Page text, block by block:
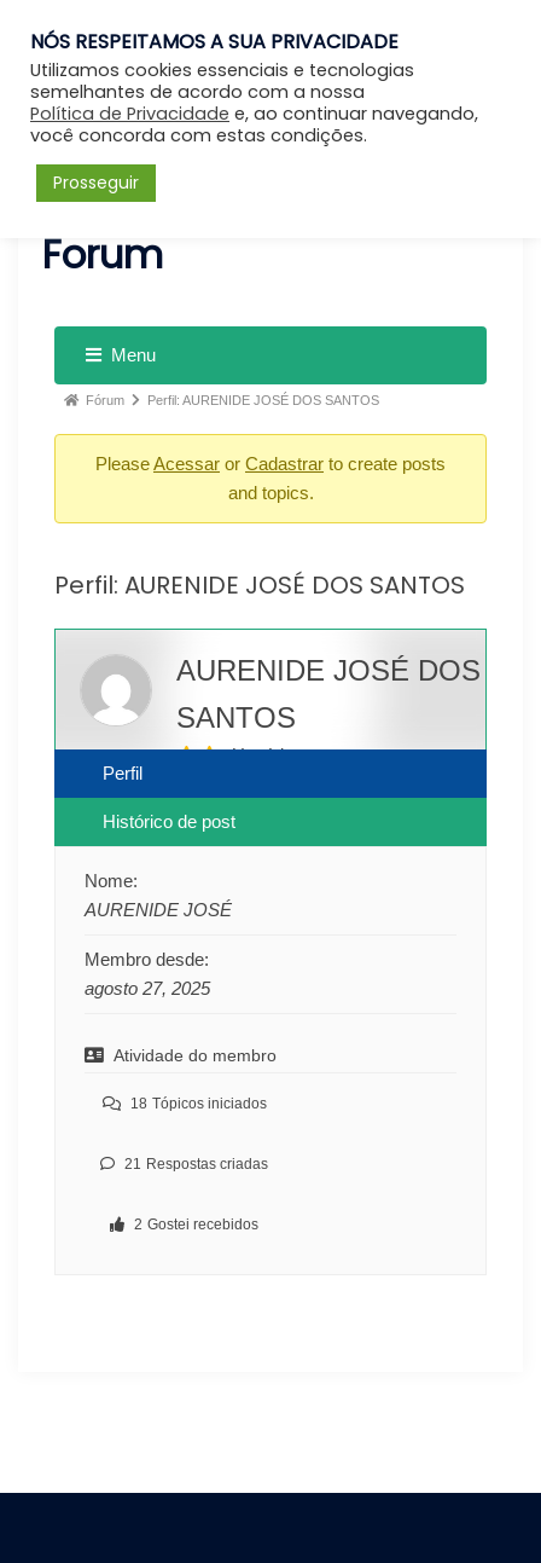
Entrar
Forum
Menu
Fórum Perfil: AURENIDE JOSÉ DOS SANTOS
PleaseAcessar or Cadastrar to create posts
and topics.
Perfil: AURENIDE JOSÉ DOS SANTOS
AURENIDE JOSÉ DOS
SANTOS
Usuário
Perfil
Histórico de post
Nome:
AURENIDE JOSÉ
Membro desde:
agosto 27, 2025
Atividade do membro
18 Tópicos iniciados
21 Respostas criadas
2 Gostei recebidos
NÓS RESPEITAMOS A SUA PRIVACIDADE
Utilizamos cookies essenciais e tecnologias
semelhantes de acordo com a nossa
Política de Privacidade e, ao continuar navegando,
você concorda com estas condições.
Prosseguir